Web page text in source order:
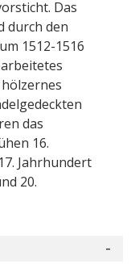
Das
durch den
1512-1516
das
16.
Jahrhundert
20.